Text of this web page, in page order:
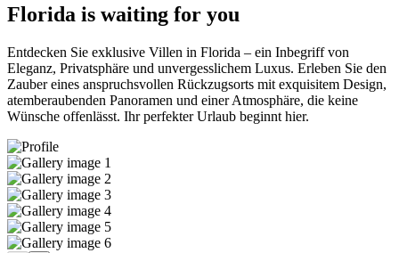
Florida is waiting for you
Entdecken Sie exklusive Villen in Florida – ein Inbegriff von
Eleganz, Privatsphäre und unvergesslichem Luxus. Erleben Sie den
Zauber eines anspruchsvollen Rückzugsorts mit exquisitem Design,
atemberaubenden Panoramen und einer Atmosphäre, die keine
Wünsche offenlässt. Ihr perfekter Urlaub beginnt hier.